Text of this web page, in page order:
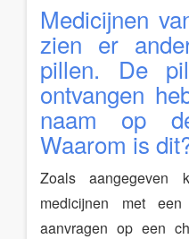
Medicijnen
zien er
pillen. De
ontvangen
naam op
Waarom is
Zoals aangegeven
medicijnen met
aanvragen op een